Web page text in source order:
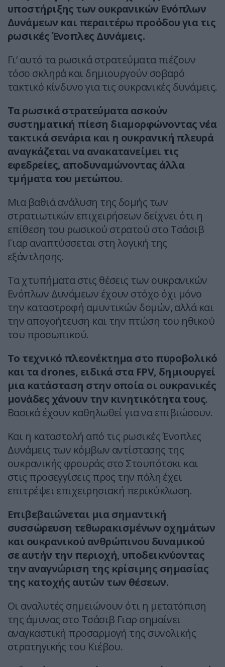
υποστήριξης των ουκρανικών Ενόπλων
Δυνάμεων και περαιτέρω προόδου για τις
ρωσικές Ένοπλες Δυνάμεις.
Γι’ αυτό τα ρωσικά στρατεύματα πιέζουν
τόσο σκληρά και δημιουργούν σοβαρό
τακτικό κίνδυνο για τις ουκρανικές δυνάμεις.
Τα ρωσικά στρατεύματα ασκούν
συστηματική πίεση διαμορφώνοντας νέα
τακτικά σενάρια και η ουκρανική πλευρά
αναγκάζεται να ανακατανείμει τις
εφεδρείες, αποδυναμώνοντας άλλα
τμήματα του μετώπου.
Μια βαθιά ανάλυση της δομής των
στρατιωτικών επιχειρήσεων δείχνει ότι η
επίθεση του ρωσικού στρατού στο Τσάσιβ
Γιαρ αναπτύσσεται στη λογική της
εξάντλησης.
Τα χτυπήματα στις θέσεις των ουκρανικών
Ενόπλων Δυνάμεων έχουν στόχο όχι μόνο
την καταστροφή αμυντικών δομών, αλλά και
την απογοήτευση και την πτώση του ηθικού
του προσωπικού.
Το τεχνικό πλεονέκτημα στο πυροβολικό
και τα drones, ειδικά στα FPV, δημιουργεί
μια κατάσταση στην οποία οι ουκρανικές
μονάδες χάνουν την κινητικότητα τους.
Βασικά έχουν καθηλωθεί για να επιβιώσουν.
Και η καταστολή από τις ρωσικές Ένοπλες
Δυνάμεις των κόμβων αντίστασης της
ουκρανικής φρουράς στο Στουπότσκι και
στις προσεγγίσεις προς την πόλη έχει
επιτρέψει επιχειρησιακή περικύκλωση.
Επιβεβαιώνεται μια σημαντική
συσσώρευση τεθωρακισμένων οχημάτων
και ουκρανικού ανθρώπινου δυναμικού
σε αυτήν την περιοχή, υποδεικνύοντας
την αναγνώριση της κρίσιμης σημασίας
της κατοχής αυτών των θέσεων.
Οι αναλυτές σημειώνουν ότι η μετατόπιση
της άμυνας στο Τσάσιβ Γιαρ σημαίνει
αναγκαστική προσαρμογή της συνολικής
στρατηγικής του Κιέβου.